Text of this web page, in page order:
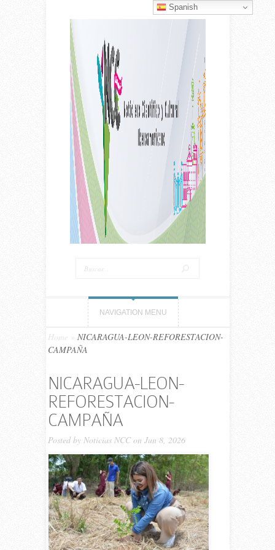
NAVIGATION MENU
Home
NICARAGUA-LEON-REFORESTACION-
CAMPAÑA
NICARAGUA-LEON-
REFORESTACION-
CAMPAÑA
Posted by Noticias NCCon Jun 8, 2026
Spanish